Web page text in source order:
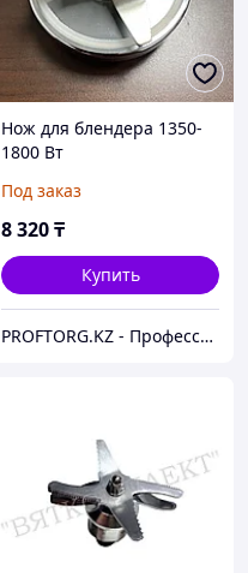
Нож для блендера 1350-
1800 Вт
Под заказ
8 320₸
Купить
PROFTORG.KZ - Профессиональная и бытовая техника